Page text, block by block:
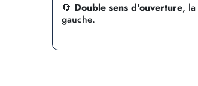
🔄 Double sens d'ouverture,
gauche.